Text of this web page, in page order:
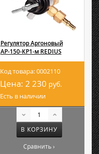
Регулятор Аргоновый
АР-150-КР1-м REDIUS
Код товара: 0002110
Цена: 2 230 руб.
Есть в наличии
В КОРЗИНУ
Сравнить ›